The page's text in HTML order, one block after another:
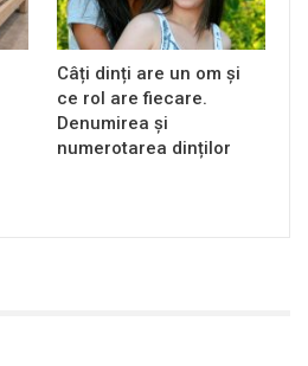
Câți dinți are un om și
ce rol are fiecare.
Denumirea și
numerotarea dinților